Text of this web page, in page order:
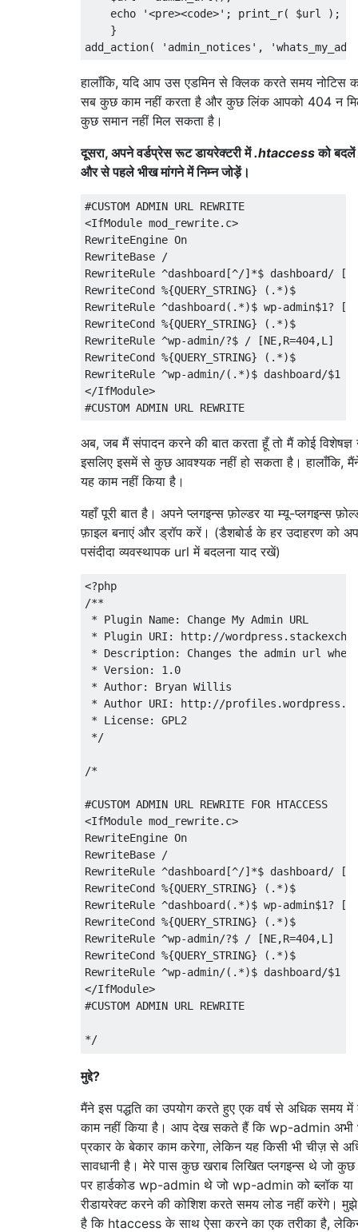
    echo
'<pre><code>' ; print_r( $url );
}
add_action( 'admin_notices' ,
हालाँकि, यदि आप उस एडमिन से क्लिक करते समय नोटिस
सब कुछ काम नहीं करता है और कुछ लिंक आपको 404 न
कुछ समान नहीं मिल सकता है।
दूसरा, अपने वर्डप्रेस रूट डायरेक्टरी में.htaccessको
और से पहले भीख मांगने में निम्न जोड़ें।
#CUSTOM ADMIN URL REWRITE
<IfModule mod_rewrite. c>
RewriteEngine On
RewriteBase
/
RewriteRule ^dashboard[^/]*$ dashboard/ [
RewriteCond %{QUERY_STRING} (.*)
RewriteRule ^dashboard(.*)$ wp-admin$1? [
RewriteCond %{QUERY_STRING} (.*)
RewriteRule ^wp-admin/?$ / [NE,R=404,L ]
RewriteCond %{QUERY_STRING} (.*)
RewriteRule ^wp-admin/(.*)$ dashboard/$1
</IfModule>
#CUSTOM ADMIN URL REWRITE
अब, जब मैं संपादन करने की बात करता हूँ तो मैं कोई विशेषज्ञ
इसलिए इसमें से कुछ आवश्यक नहीं हो सकता है। हालाँकि,
यह काम नहीं किया है।
यहाँ पूरी बात है। अपने प्लगइन्स फ़ोल्डर या म्यू-प्लगइन्स
फ़ाइल बनाएं और ड्रॉप करें। (डैशबोर्ड के हर उदाहरण को
पसंदीदा व्यवस्थापक url में बदलना याद रखें)
<?
/**
* Plugin Name: Change My Admin URL
* Plugin URI: http://
* Description: Changes the admin url
* Version: 1.0
* Author: Bryan Willis
* Author URI: http://
* License: GPL2
*/
/*
#CUSTOM ADMIN URL REWRITE FOR HTACCESS
<IfModule mod_rewrite.c>
RewriteEngine On
RewriteBase /
RewriteRule ^dashboard[^/]*$ dashboard/
RewriteCond %{QUERY_STRING} (.*)$
RewriteRule ^dashboard(.*)$ wp-admin$1?
RewriteCond %{QUERY_STRING} (.*)$
RewriteRule ^wp-admin/?$ / [NE,R=404,L]
RewriteCond %{QUERY_STRING} (.*)$
RewriteRule ^wp-admin/(.*)$ dashboard/$1
</IfModule>
#CUSTOM ADMIN URL REWRITE
*/
function
}
add_filter ('admin_url',
मुद्दे?
मैंने इस पद्धति का उपयोग करते हुए एक वर्ष से अधिक समय में
काम नहीं किया है। आप देख सकते हैं कि wp-admin अभी
प्रकार के बेकार काम करेगा, लेकिन यह किसी भी चीज़ से
सावधानी है। मेरे पास कुछ खराब लिखित प्लगइन्स थे जो कुछ
पर हार्डकोड wp-admin थे जो wp-admin को ब्लॉक या
रीडायरेक्ट करने की कोशिश करते समय लोड नहीं करेंगे।
है कि htaccess के साथ ऐसा करने का एक तरीका है,